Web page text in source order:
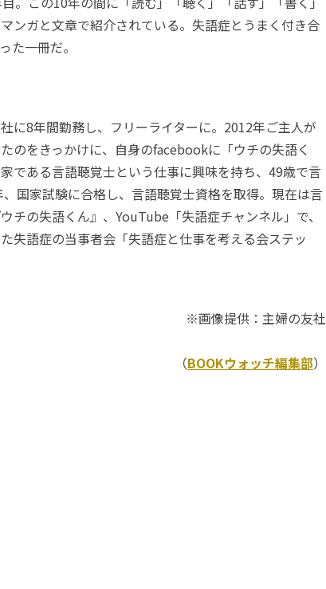
ンガと文章で紹介されている。失語症とうまく付き合
た一冊だ。
に8年間勤務し、フリーライターに。2012年ご主人が
のをきっかけに、自身のfacebookに「ウチの失語く
である言語聴覚士という仕事に興味を持ち、49歳で言
国家試験に合格し、言語聴覚士資格を取得。現在は言
チの失語くん』、YouTube「失語症チャンネル」で、
失語症の当事者会「失語症と仕事を考える会ステッ
※画像提供：主婦の友社
（BOOKウォッチ編集部）